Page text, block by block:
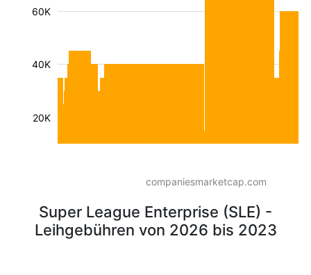
20K
40K
60K
companiesmarketcap.com
Super League Enterprise (SLE) -
Leihgebühren von 2026 bis 2023